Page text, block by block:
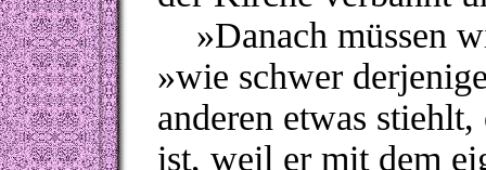
»Danach müssen
»wie schwer
anderen etwas
ist, weil er mit dem